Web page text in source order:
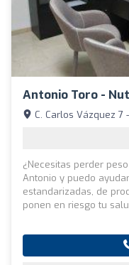
Antonio Toro -
C. Carlos Vázquez 7
¿Necesitas perder
Antonio y puedo
estandarizadas, de
ponen en riesgo tu